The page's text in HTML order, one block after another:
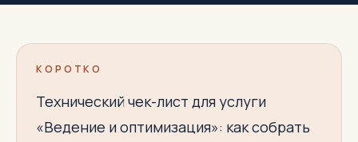
КОРОТКО
Технический чек-лист для услуги
«Ведение и оптимизация»: как собрать